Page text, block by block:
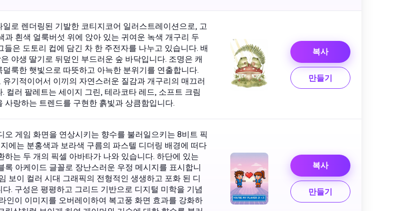
로 렌더링된 기발한 코티지코어 일러스트레이션으로, 고
과 흰색 얼룩버섯 위에 앉아 있는 귀여운 녹색 개구리 두
들은 도토리 컵에 담긴 차 한 주전자를 나누고 있습니다. 배
야생 딸기로 뒤덮인 부드러운 숲 바닥입니다. 조명은 캐
룩한 햇빛으로 따뜻하고 아늑한 분위기를 연출합니다.
기적이어서 이끼의 자연스러운 질감과 개구리의 매끄러
컬러 팔레트는 세이지 그린, 테라코타 레드, 소프트 크림
사랑하는 트렌드를 구현한 흙빛과 상큼함입니다.
복사
만들기
오 게임 화면을 연상시키는 향수를 불러일으키는 8비트 픽
에는 분홍색과 보라색 구름의 파스텔 디더링 배경에 떠다
하는 두 개의 픽셀 아바타가 나와 있습니다. 하단에 있는
록 아케이드 글꼴로 장난스러운 우정 메시지를 표시합니
보이 컬러 시대 그래픽의 전형적인 생생하고 포화 된 디
. 구성은 평평하고 그리드 기반으로 디지털 미학을 기념
인이 이미지를 오버레이하여 복고풍 화면 효과를 강화하
복사
만들기